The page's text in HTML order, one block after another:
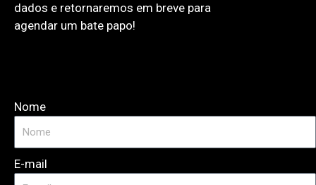
dados e retornaremos em breve para
agendar um bate papo!
Nome
E-mail